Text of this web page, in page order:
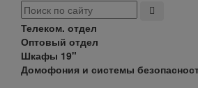
Телеком. отдел
Оптовый отдел
Шкафы 19"
Домофония и системы